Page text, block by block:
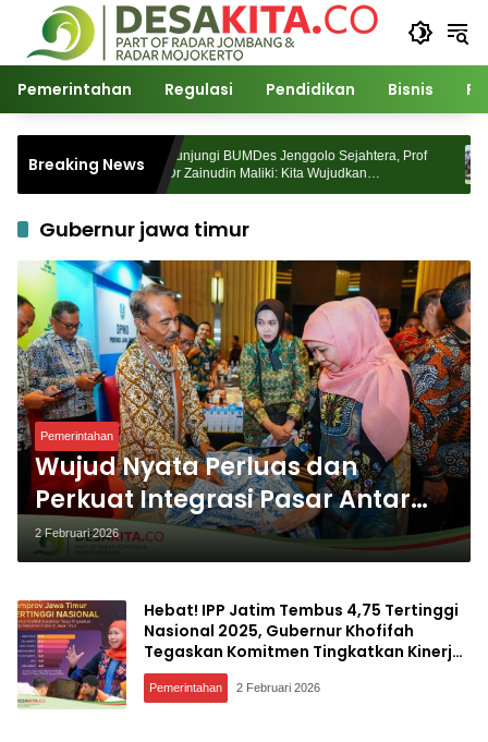
Langsung
konten
Pemerintahan Regulasi Pendidikan Bisnis
Breaking NewsKunjungi BUMDes Jenggolo Sejahtera, Prof
Dr Zainudin Maliki: Kita Wujudkan
Kemandirian Ekonomi dengan Potensi Desa
Gubernur jawa timur
Pemerintahan
Wujud Nyata Perluas dan
Perkuat Integrasi Pasar Antar
Daerah, Gubernur Khofifah
Pimpin Misi Dagang Jatim-
Jateng Perdana di 2026
2 Februari 2026
Hebat! IPP Jatim Tembus 4,75 Tertinggi
Nasional 2025, Gubernur Khofifah
Tegaskan Komitmen Tingkatkan Kinerja
Pelayanan Publik di Jawa Timur
Pemerintahan 2 Februari 2026